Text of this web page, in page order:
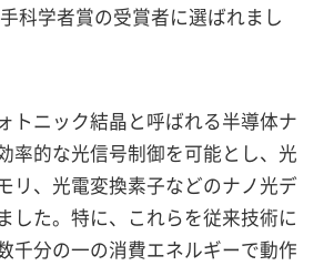
科学者賞の受賞者に選ばれまし
トニック結晶と呼ばれる半導体ナ
率的な光信号制御を可能とし、光
リ、光電変換素子などのナノ光デ
した。特に、これらを従来技術に
千分の一の消費エネルギーで動作